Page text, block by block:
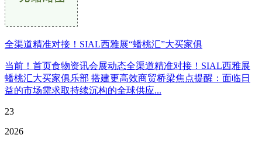
全渠道精准对接！SIAL西雅展“蟠桃汇”大买家俱
当前！首页食物资讯会展动态全渠道精准对接！SIAL西雅展
蟠桃汇大买家俱乐部 搭建更高效商贸桥梁焦点提醒：面临日
益的市场需求取持续沉构的全球供应...
23
2026